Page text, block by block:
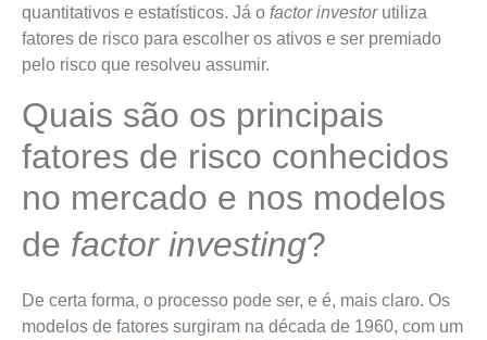
quantitativos e estatísticos. Já o factor investorutiliza
fatores de risco para escolher os ativos e ser premiado
pelo risco que resolveu assumir.
Quais são os principais
fatores de risco conhecidos
no mercado e nos modelos
de factor investing?
De certa forma, o processo pode ser, e é, mais claro. Os
modelos de fatores surgiram na década de 1960, com um